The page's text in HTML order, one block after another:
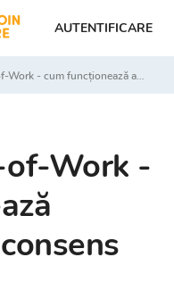
AUTENTIFICARE
funcționează algoritmul de consens al Bitcoin?
of-Work -